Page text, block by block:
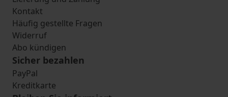
Kontakt
Häufig gestellte Fragen
Widerruf
Abo kündigen
Sicher bezahlen
PayPal
Kreditkarte